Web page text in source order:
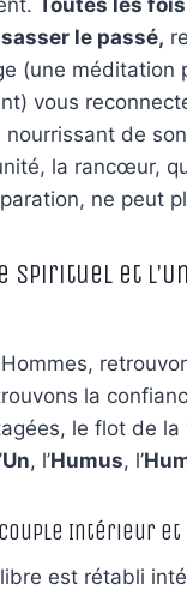
Toutes les
le passé,
(une méditation
vous
nourrissant de
la rancœur,
ne peut
Spirituel et
la
le flot de la
Un, l’Humus, l’
Couple Intérieur
est rétabli